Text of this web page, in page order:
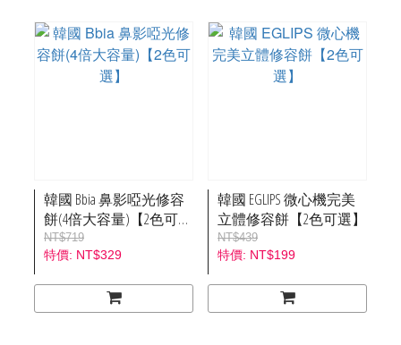
韓國 Bbia 鼻影啞光修容
餅(4倍大容量)【2色可
選】
NT$719
NT$329
韓國 EGLIPS 微心機完美
立體修容餅【2色可選】
NT$439
NT$199